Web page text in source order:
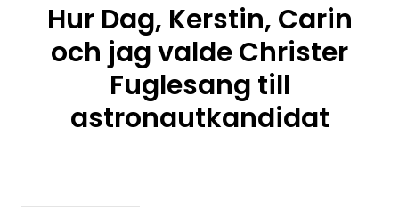
Hur Dag, Kerstin, Carin
och jag valde Christer
Fuglesang till
astronautkandidat